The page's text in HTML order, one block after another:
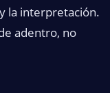
la interpretación.
adentro, no